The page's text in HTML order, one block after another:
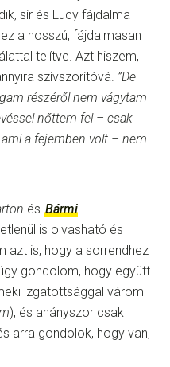
sír és Lucy fájdalma
a hosszú, fájdalmasan
telítve. Azt hiszem,
szívszorítóvá. ”De
részéről nem vágytam
nőttem fel – csak
a fejemben volt – nem
és Bármi
is olvasható és
azt is, hogy a sorrendhez
gondolom, hogy együtt
izgatottsággal várom
), és ahányszor csak
arra gondolok, hogy van,